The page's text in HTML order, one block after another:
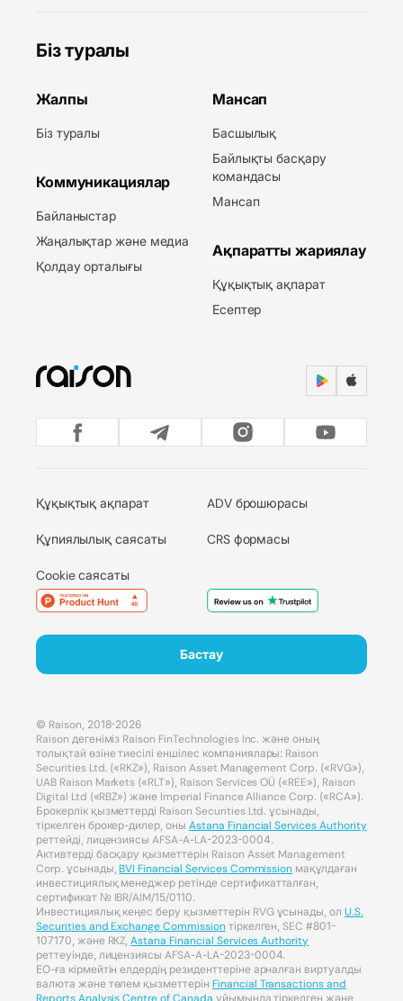
Біз туралы
Жалпы
Біз туралы
Коммуникациялар
Байланыстар
Жаңалықтар және медиа
Қолдау орталығы
Мансап
Басшылық
Байлықты басқару
командасы
Мансап
Ақпаратты жариялау
Құқықтық ақпарат
Есептер
Құқықтық ақпарат
Құпиялылық саясаты
Cookie саясаты
ADV брошюрасы
CRS формасы
Бастау
© Raison, 2018-2026
Raison дегеніміз Raison FinTechnologies Inc. және оның
толықтай өзіне тиесілі еншілес компаниялары: Raison
Securities Ltd. («RKZ»), Raison Asset Management Corp. («RVG»),
UAB Raison Markets («RLT»), Raison Services OÜ («REE»), Raison
Digital Ltd («RBZ») және Imperial Finance Alliance Corp. («RCA»).
Брокерлік қызметтерді Raison Securities Ltd. ұсынады,
тіркелген брокер-дилер, оны Astana Financial Services Authority
реттейді, лицензиясы AFSA-A-LA-2023-0004.
Активтерді басқару қызметтерін Raison Asset Management
Corp. ұсынады,BVI Financial Services Commission мақұлдаған
инвестициялық менеджер ретінде сертификатталған,
сертификат № IBR/AIM/15/0110.
Инвестициялық кеңес беру қызметтерін RVG ұсынады, олU.S.
Securities and Exchange Commissionтіркелген, SEC #801-
107170, және RKZ,Astana Financial Services Authority
реттеуінде, лицензиясы AFSA-A-LA-2023-0004.
ЕО-ға кірмейтін елдердің резиденттеріне арналған виртуалды
валюта және төлем қызметтерін Financial Transactions and
Reports Analysis Centre of Canada ұйымында тіркелген және